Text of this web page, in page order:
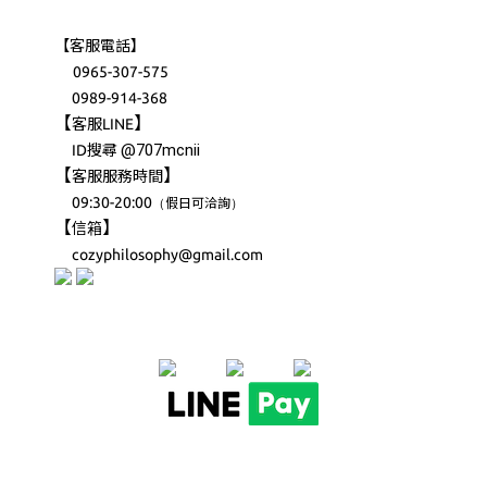
【客服電話】
0965-307-575
0989-914-368
【客服LINE】
ID搜尋@707mcnii
【客服服務時間 】
09:30-20:00 （假日可洽詢）
【信箱】
cozyphilosophy@gmail.com